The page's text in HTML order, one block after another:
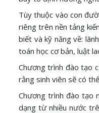
Tùy thuộc vào con
riêng trên nền tảng
biết và kỹ năng về:
toán học cơ bản, luật
Chương trình đào tạo
rằng sinh viên sẽ có
Chương trình đào tạo
dạng từ nhiều nước